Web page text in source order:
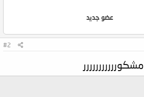
عضو جديد
#2
مشكوررررررررررر